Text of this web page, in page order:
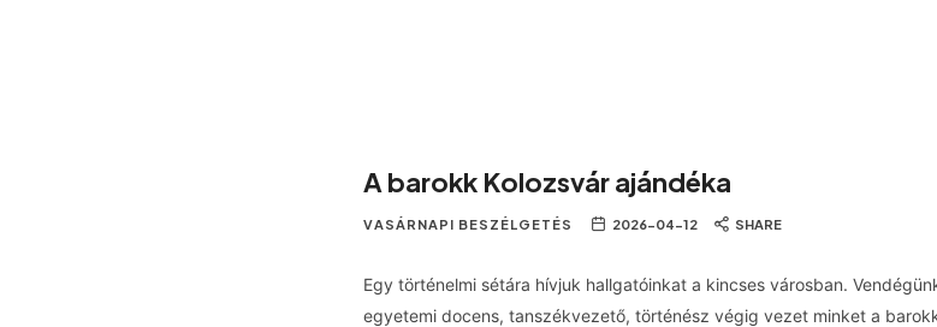
A barokk Kolozsvár ajándéka
VASÁRNAPI BESZÉLGETÉS 2026-04-12 SHARE
Egy történelmi sétára hívjuk hallgatóinkat a kincses városban.
egyetemi docens, tanszékvezető, történész végig vezet minket a